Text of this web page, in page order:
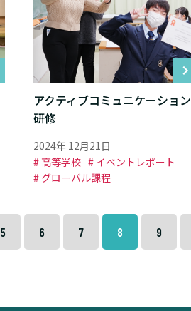
アクティブコミュニケーション
研修
2024年 12月21日
# 高等学校 # イベントレポート
# グローバル課程
5 6 7 8 9